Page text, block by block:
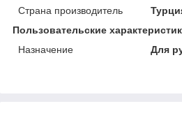
Страна производитель
Пользовательские
Назначение
Для